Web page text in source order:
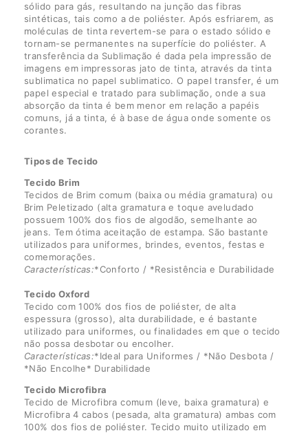
sólido para gás, resultando na junção das fibras
sintéticas, tais como a de poliéster. Após esfriarem, as
moléculas de tinta revertem-se para o estado sólido e
tornam-se permanentes na superfície do poliéster. A
transferência da Sublimação é dada pela impressão de
imagens em impressoras jato de tinta, através da tinta
sublimatica no papel sublimatico. O papel transfer, é um
papel especial e tratado para sublimação, onde a sua
absorção da tinta é bem menor em relação a papéis
comuns, já a tinta, é à base de água onde somente os
corantes.
Tipos de Tecido
Tecido Brim
Tecidos de Brim comum (baixa ou média gramatura) ou
Brim Peletizado (alta gramatura e toque aveludado
possuem 100% dos fios de algodão, semelhante ao
jeans. Tem ótima aceitação de estampa. São bastante
utilizados para uniformes, brindes, eventos, festas e
comemorações.
Características:*Conforto / *Resistência e Durabilidade
Tecido Oxford
Tecido com 100% dos fios de poliéster, de alta
espessura (grosso), alta durabilidade, e é bastante
utilizado para uniformes, ou finalidades em que o tecido
não possa desbotar ou encolher.
Características:*Ideal para Uniformes / *Não Desbota /
*Não Encolhe* Durabilidade
Tecido Microfibra
Tecido de Microfibra comum (leve, baixa gramatura) e
Microfibra 4 cabos (pesada, alta gramatura) ambas com
100% dos fios de poliéster. Tecido muito utilizado em